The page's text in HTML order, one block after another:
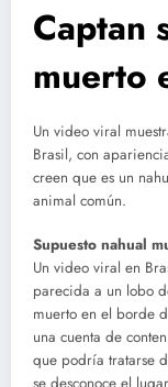
Captan
muerto
Un video viral
Brasil, con
creen que es un
animal común.
Supuesto nahual
Un video viral en
parecida a un lobo
muerto en el borde
una cuenta de
que podría tratarse